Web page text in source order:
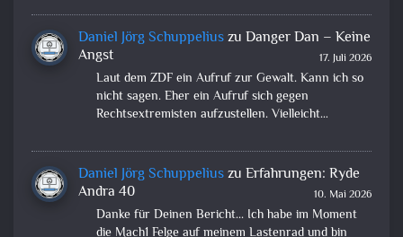
Daniel Jörg Schuppeliuszu Danger Dan – Keine
Angst
17. Juli 2026
Laut dem ZDF ein Aufruf zur Gewalt. Kann ich so
nicht sagen. Eher ein Aufruf sich gegen
Rechtsextremisten aufzustellen. Vielleicht…
Daniel Jörg Schuppeliuszu Erfahrungen: Ryde
Andra 40
10. Mai 2026
Danke für Deinen Bericht... Ich habe im Moment